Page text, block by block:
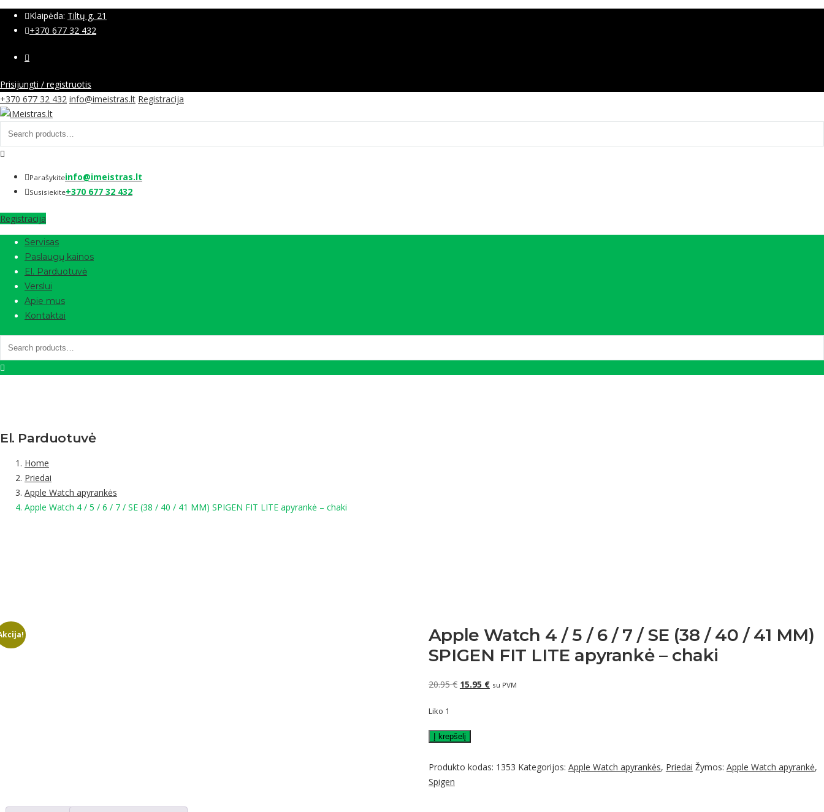
Klaipėda: Tiltų g. 21
+370 677 32 432
Prisijungti / registruotis
+370 677 32 432 info@imeistras.lt Registracija
Parašykiteinfo@imeistras.lt
Susisiekite+370 677 32 432
Registracija
Servisas
Paslaugų kainos
El. Parduotuvė
Verslui
Apie mus
Kontaktai
El. Parduotuvė
Home
Priedai
Apple Watch apyrankės
Apple Watch 4 / 5 / 6 / 7 / SE (38 / 40 / 41 MM) SPIGEN FIT LITE apyrankė – chaki
Apple Watch 4 / 5 / 6 / 7 / SE (38 / 40 / 41 MM)
SPIGEN FIT LITE apyrankė – chaki
20.95€ Original
20.95 €.
15.95 €Current
su PVM
Liko 1
produkto
Apple
Watch
Į krepšelį
Produkto kodas: 1353 Kategorijos: Apple Watch apyrankės, Priedai Žymos: Apple Watch apyrankė,
Spigen